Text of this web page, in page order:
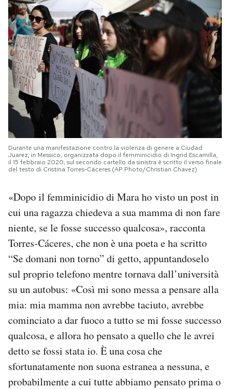
Durante una manifestazione contro la violenza di genere a Ciudad
Juarez, in Messico, organizzata dopo il femminicidio di Ingrid Escamilla,
il 15 febbraio 2020; sul secondo cartello da sinistra è scritto il verso finale
del testo di Cristina Torres-Cáceres (AP Photo/Christian Chavez)
«Dopo il femminicidio di Mara ho visto un post in
cui una ragazza chiedeva a sua mamma di non fare
niente, se le fosse successo qualcosa», racconta
Torres-Cáceres, che non è una poeta e ha scritto
“Se domani non torno” di getto, appuntandoselo
sul proprio telefono mentre tornava dall’università
su un autobus: «Così mi sono messa a pensare alla
mia: mia mamma non avrebbe taciuto, avrebbe
cominciato a dar fuoco a tutto se mi fosse successo
qualcosa, e allora ho pensato a quello che le avrei
detto se fossi stata io. È una cosa che
sfortunatamente non suona estranea a nessuna, e
probabilmente a cui tutte abbiamo pensato prima o